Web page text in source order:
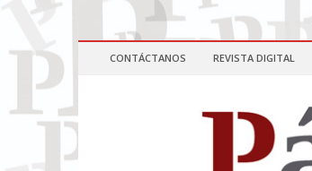
CONTÁCTANOS REVISTA DIGITAL